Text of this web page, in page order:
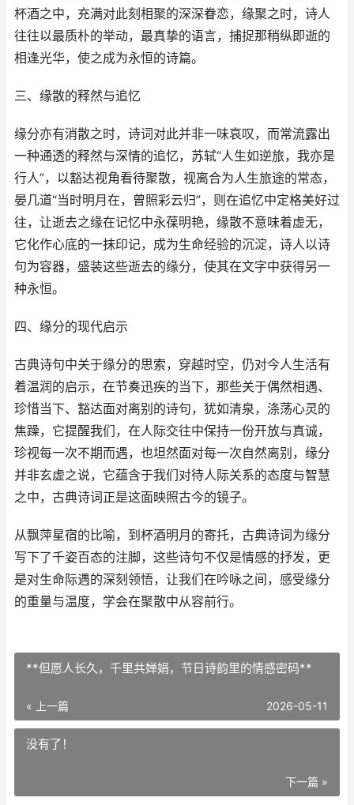
杯酒之中，充满对此刻相聚的深深眷恋，缘聚之时，诗人
往往以最质朴的举动，最真挚的语言，捕捉那稍纵即逝的
相逢光华，使之成为永恒的诗篇。
三、缘散的释然与追忆
缘分亦有消散之时，诗词对此并非一味哀叹，而常流露出
一种通透的释然与深情的追忆，苏轼“人生如逆旅，我亦是
行人”，以豁达视角看待聚散，视离合为人生旅途的常态，
晏几道“当时明月在，曾照彩云归”，则在追忆中定格美好过
往，让逝去之缘在记忆中永葆明艳，缘散不意味着虚无，
它化作心底的一抹印记，成为生命经验的沉淀，诗人以诗
句为容器，盛装这些逝去的缘分，使其在文字中获得另一
种永恒。
四、缘分的现代启示
古典诗句中关于缘分的思索，穿越时空，仍对今人生活有
着温润的启示，在节奏迅疾的当下，那些关于偶然相遇、
珍惜当下、豁达面对离别的诗句，犹如清泉，涤荡心灵的
焦躁，它提醒我们，在人际交往中保持一份开放与真诚，
珍视每一次不期而遇，也坦然面对每一次自然离别，缘分
并非玄虚之说，它蕴含于我们对待人际关系的态度与智慧
之中，古典诗词正是这面映照古今的镜子。
从飘萍星宿的比喻，到杯酒明月的寄托，古典诗词为缘分
写下了千姿百态的注脚，这些诗句不仅是情感的抒发，更
是对生命际遇的深刻领悟，让我们在吟咏之间，感受缘分
的重量与温度，学会在聚散中从容前行。
**但愿人长久，千里共婵娟，节日诗韵里的情感密码**
« 上一篇 2026-05-11
没有了！
下一篇 »